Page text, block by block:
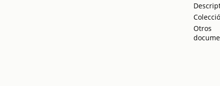
Otros